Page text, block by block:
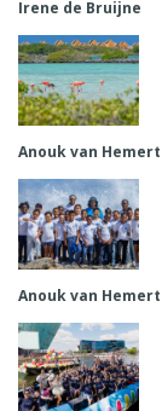
Irene de Bruijne
Anouk van Hemert
Anouk van Hemert